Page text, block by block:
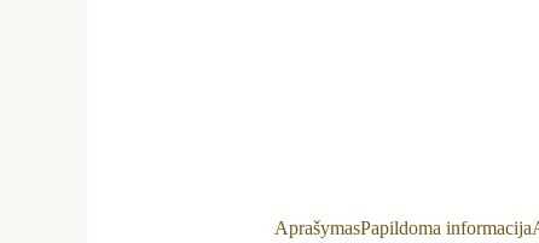
AprašymasPapildoma informacija